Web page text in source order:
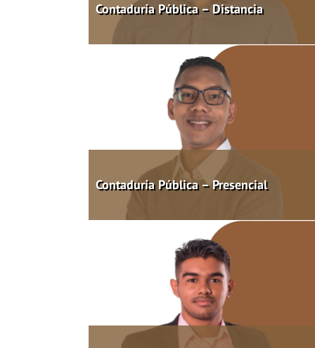
Contaduría Pública – Distancia
Contaduría Pública – Presencial